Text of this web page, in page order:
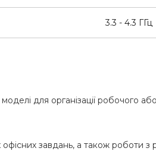
3.3 - 4.3 ГГц
для організації робочого
завдань, а також роботи